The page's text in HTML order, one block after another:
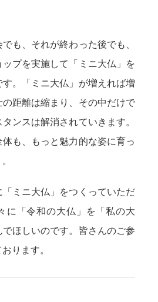
も、それが終わった後でも、
プを実施して「ミニ大仏」を
。「ミニ大仏」が増えれば増
の距離は縮まり、その中だけで
ンスは解消されていきます。
も、もっと魅力的な姿に育っ
ミニ大仏」をつくっていただ
に「令和の大仏」を「私の大
ほしいのです。皆さんのご参
ります。